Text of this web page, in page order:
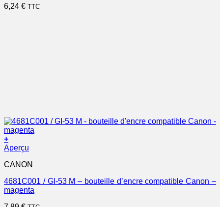
6,24 € TTC
+
Aperçu
CANON
4681C001 / GI-53 M – bouteille d’encre compatible Canon –
magenta